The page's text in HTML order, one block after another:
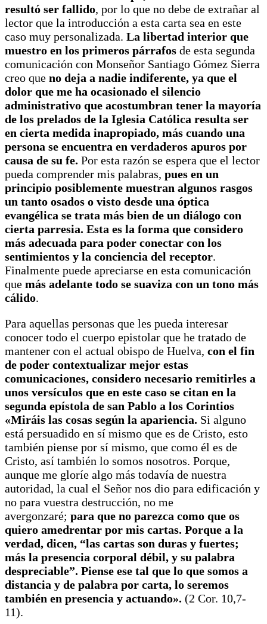
resultó ser fallido, por lo que no debe de extrañar al
lector que la introducción a esta carta sea en este
caso muy personalizada. La libertad interior que
muestro en los primeros párrafos de esta segunda
comunicación con Monseñor Santiago Gómez Sierra
creo que no deja a nadie indiferente, ya que el
dolor que me ha ocasionado el silencio
administrativo que acostumbran tener la mayoría
de los prelados de la Iglesia Católica resulta ser
en cierta medida inapropiado, más cuando una
persona se encuentra en verdaderos apuros por
causa de su fe. Por esta razón se espera que el lector
pueda comprender mis palabras, pues en un
principio posiblemente muestran algunos rasgos
un tanto osados o visto desde una óptica
evangélica se trata más bien de un diálogo con
cierta parresia. Esta es la forma que considero
más adecuada para poder conectar con los
sentimientos y la conciencia del receptor.
Finalmente puede apreciarse en esta comunicación
que más adelante todo se suaviza con un tono más
cálido.
Para aquellas personas que les pueda interesar
conocer todo el cuerpo epistolar que he tratado de
mantener con el actual obispo de Huelva, con el fin
de poder contextualizar mejor estas
comunicaciones, considero necesario remitirles a
unos versículos que en este caso se citan en la
segunda epístola de san Pablo a los Corintios
«Miráis las cosas según la apariencia. Si alguno
está persuadido en sí mismo que es de Cristo, esto
también piense por sí mismo, que como él es de
Cristo, así también lo somos nosotros. Porque,
aunque me gloríe algo más todavía de nuestra
autoridad, la cual el Señor nos dio para edificación y
no para vuestra destrucción, no me
avergonzaré; para que no parezca como que os
quiero amedrentar por mis cartas. Porque a la
verdad, dicen, “las cartas son duras y fuertes;
más la presencia corporal débil, y su palabra
despreciable”. Piense ese tal que lo que somos a
distancia y de palabra por carta, lo seremos
también en presencia y actuando». (2 Cor. 10,7-
11).